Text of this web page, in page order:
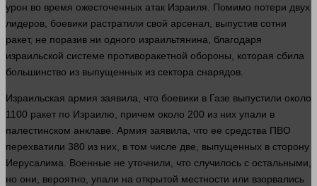
урон во время ожесточенных атак Израиля. Помимо потери двух
лидеров, боевики растратили свой арсенал, выпустив сотни
ракет, не поразив ни одного израильтянина, благодаря
израильской системе противоракетной обороны, которая сбила
большинство из выпущенных из сектора снарядов.
Израильская армия заявила, что боевики в Газе выпустили около
1100 ракет по Израилю, причем около 200 из них упали в
палестинском анклаве. Армия заявила, что ее средства ПВО
перехватили 380 из них, в том числе две, выпущенных в сторону
Иерусалима. Военные не уточнили, что случилось с остальными,
но они, вероятно , упали на открытой местности или взорвались